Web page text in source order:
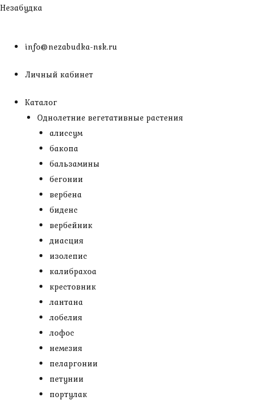
Перейти
Незабудка
info@nezabudka-nsk.ru
Личный кабинет
Каталог
Однолетние вегетативные растения
алиссум
бакопа
бальзамины
бегонии
вербена
биденс
вербейник
диасция
изолепис
калибрахоа
крестовник
лантана
лобелия
лофос
немезия
пеларгонии
петунии
портулак